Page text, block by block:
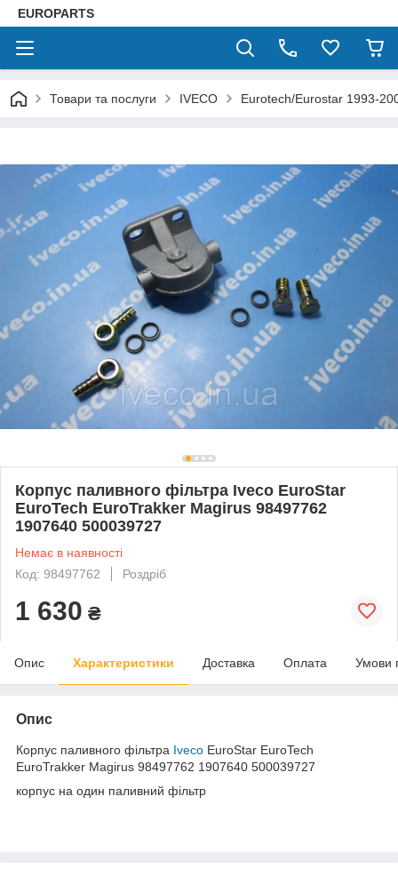
EUROPARTS
Товари та послуги IVECO Eurotech/Eurostar 1993-
Корпус паливного фільтра Iveco EuroStar
EuroTech EuroTrakker Magirus 98497762
1907640 500039727
Немає в наявності
Код: 98497762
Роздріб
1 630 ₴
Опис Характеристики Доставка Оплата Умови
Опис
Корпус паливного фільтра Iveco EuroStar EuroTech
EuroTrakker Magirus 98497762 1907640 500039727
корпус на один паливний фільтр